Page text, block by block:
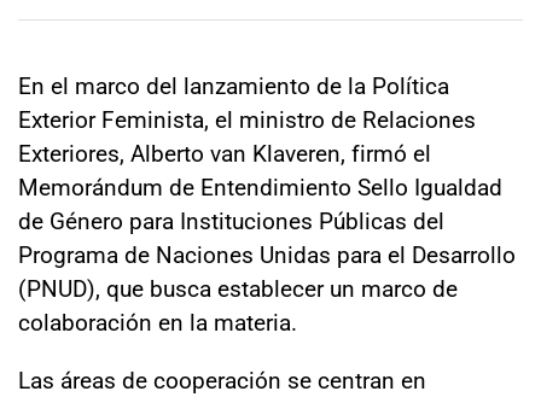
En el marco del lanzamiento de la Política
Exterior Feminista, el ministro de Relaciones
Exteriores, Alberto van Klaveren, firmó el
Memorándum de Entendimiento Sello Igualdad
de Género para Instituciones Públicas del
Programa de Naciones Unidas para el Desarrollo
(PNUD), que busca establecer un marco de
colaboración en la materia.
Las áreas de cooperación se centran en